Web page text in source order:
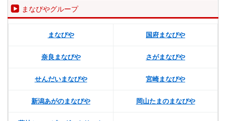
まなびやグループ
まなびや 国府まなびや
奈良まなびや さがまなびや
せんだいまなびや 宮崎まなびや
新潟あがのまなびや 岡山たまのまなびや